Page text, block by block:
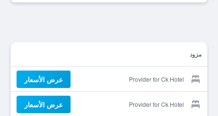
مزود
Provider for Ck Hotel عرض الأسعار
Provider for Ck Hotel عرض الأسعار